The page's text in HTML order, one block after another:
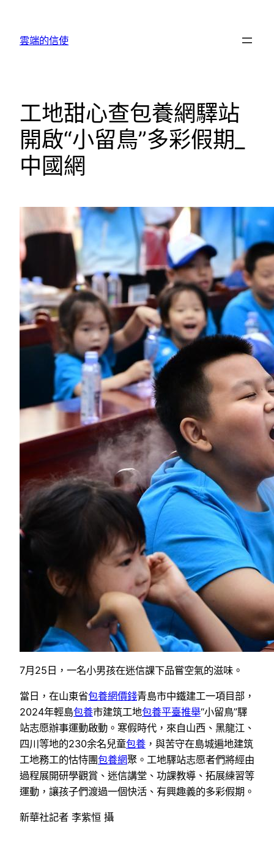
雲端的信使
工地甜心查包養網驛站
開啟“小留鳥”多彩假期_
中國網
7月25日，一名小男孩在迷信課下品嘗空氣的滋味。
當日，在山東省包養網價錢青島市中鐵建工一項目部，
2024年輕島包養市建筑工地包養平臺推舉“小留鳥”驛
站志愿辦事運動啟動。寒假時代，來自山西、黑龍江、
四川等地的230余名兒童包養 ，與苦守在島城遍地建筑
工地務工的怙恃團包養網聚。工地驛站志愿者們將經由
過程展開研學觀賞、迷信講堂、功課教導、拓展練習等
運動，讓孩子們渡過一個快活、有興趣義的多彩假期。
新華社記者 李紫恒 攝